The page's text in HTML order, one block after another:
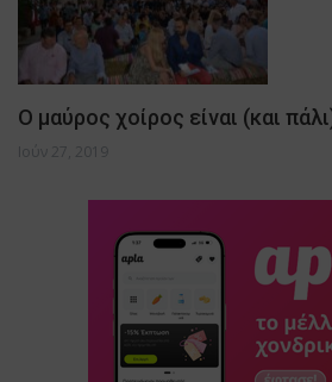
Ο μαύρος χοίρος είναι (και
Ιούν 27, 2019